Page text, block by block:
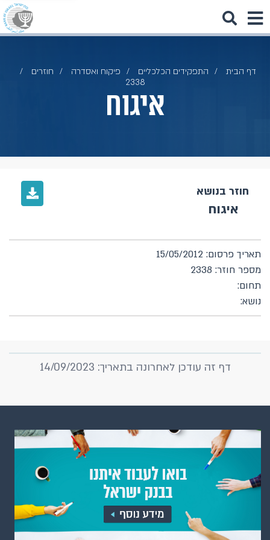
דף הבית התפקידים הכלכליים פיקוח ואסדרה
חוזרים
2338
איגוח
חוזר בנושא
איגוח
תאריך פרסום: 15/05/2012
מספר חוזר: 2338
תחום:
נושא:
דף זה עודכן לאחרונה בתאריך: 14/09/2023